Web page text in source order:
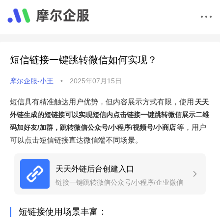
短信链接一键跳转微信如何实现？
摩尔企服-小王 • 2025年07月15日
短信具有精准触达用户优势，但内容展示方式有限，使用 天天
外链生成的短链接可以实现短信内点击链接一键跳转微信展示二维
码加好友/加群，跳转微信公众号/小程序/视频号/小商店等，用户
可以点击短信链接直达微信端不同场景。
天天外链后台创建入口
链接一键跳转微信公众号/小程序/企业微信
短链接使用场景丰富：